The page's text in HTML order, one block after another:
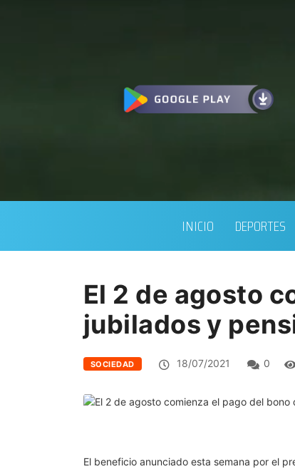
INICIO DEPORTES
El 2 de agosto
jubilados y
SOCIEDAD 18/07/2021 0
El beneficio anunciado esta semana por el